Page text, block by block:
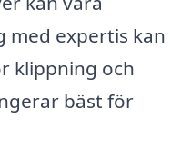
med expertis kan
klippning och
bäst för